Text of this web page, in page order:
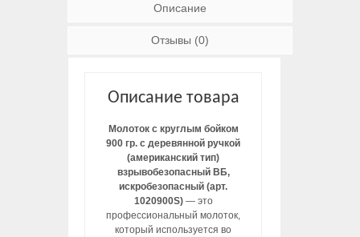
Описание
Отзывы (0)
Описание товара
Молоток с круглым бойком
900 гр. с деревянной ручкой
(американский тип)
взрывобезопасный ВБ,
искробезопасный (арт.
1020900S)— это
профессиональный молоток,
который используется во